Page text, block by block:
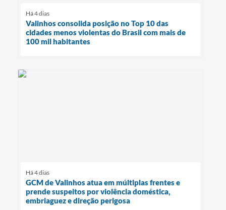
Há 4 dias
Valinhos consolida posição no Top 10 das
cidades menos violentas do Brasil com mais de
100 mil habitantes
Há 4 dias
GCM de Valinhos atua em múltiplas frentes e
prende suspeitos por violência doméstica,
embriaguez e direção perigosa